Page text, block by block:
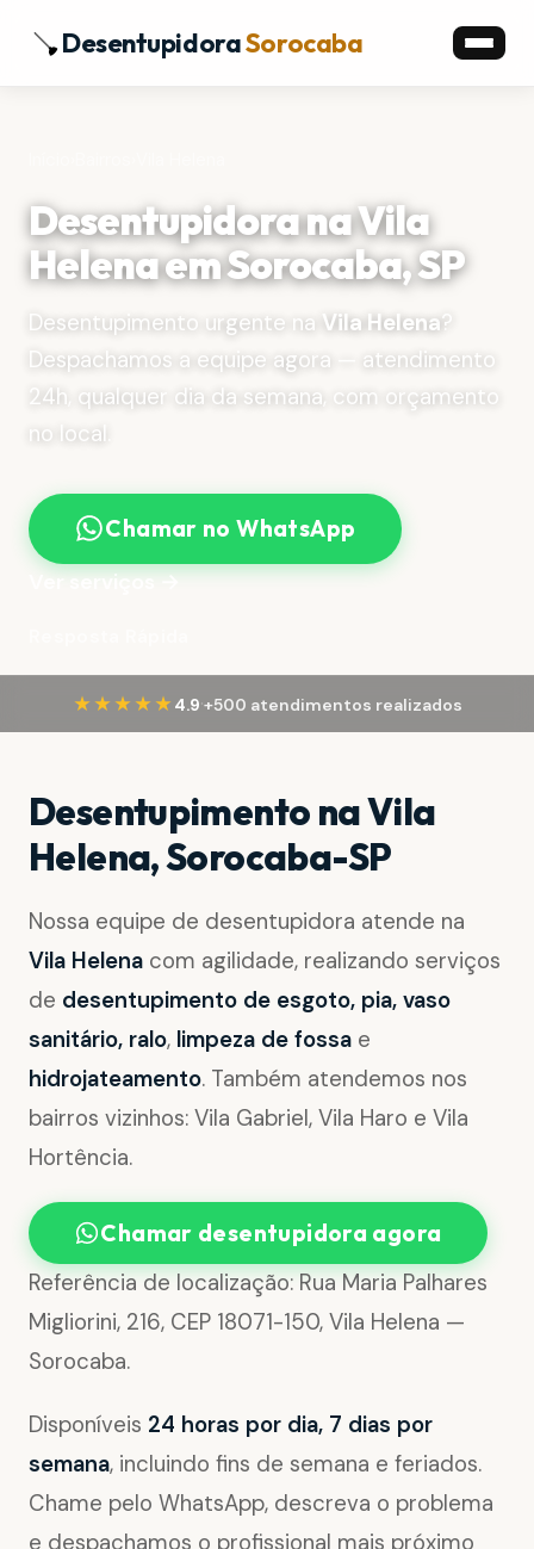
DesentupidoraSorocaba
Desentupidora na Vila
Helena em Sorocaba, SP
Desentupimento urgente na Vila Helena?
Despachamos a equipe agora — atendimento
24h, qualquer dia da semana, com orçamento
no local.
Chamar no WhatsApp
Ver serviços →
★★★★★ 4.9·+500 atendimentos realizados
Desentupimento na Vila
Helena, Sorocaba-SP
Nossa equipe de desentupidora atende na
Vila Helena com agilidade, realizando serviços
de desentupimento de esgoto, pia, vaso
sanitário, ralo, limpeza de fossa e
hidrojateamento. Também atendemos nos
bairros vizinhos: Vila Gabriel, Vila Haro e Vila
Hortência.
Chamar desentupidora agora
Referência de localização: Rua Maria Palhares
Migliorini, 216, CEP 18071-150, Vila Helena —
Sorocaba.
Disponíveis 24 horas por dia, 7 dias por
semana, incluindo fins de semana e feriados.
Chame pelo WhatsApp, descreva o problema
e despachamos o profissional mais próximo